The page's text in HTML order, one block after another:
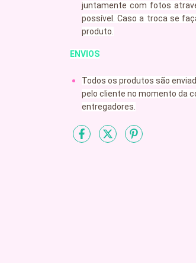
juntamente com fotos
possível. Caso a troca se
produto.
ENVIOS
Todos os produtos são
pelo cliente no momento da
entregadores.